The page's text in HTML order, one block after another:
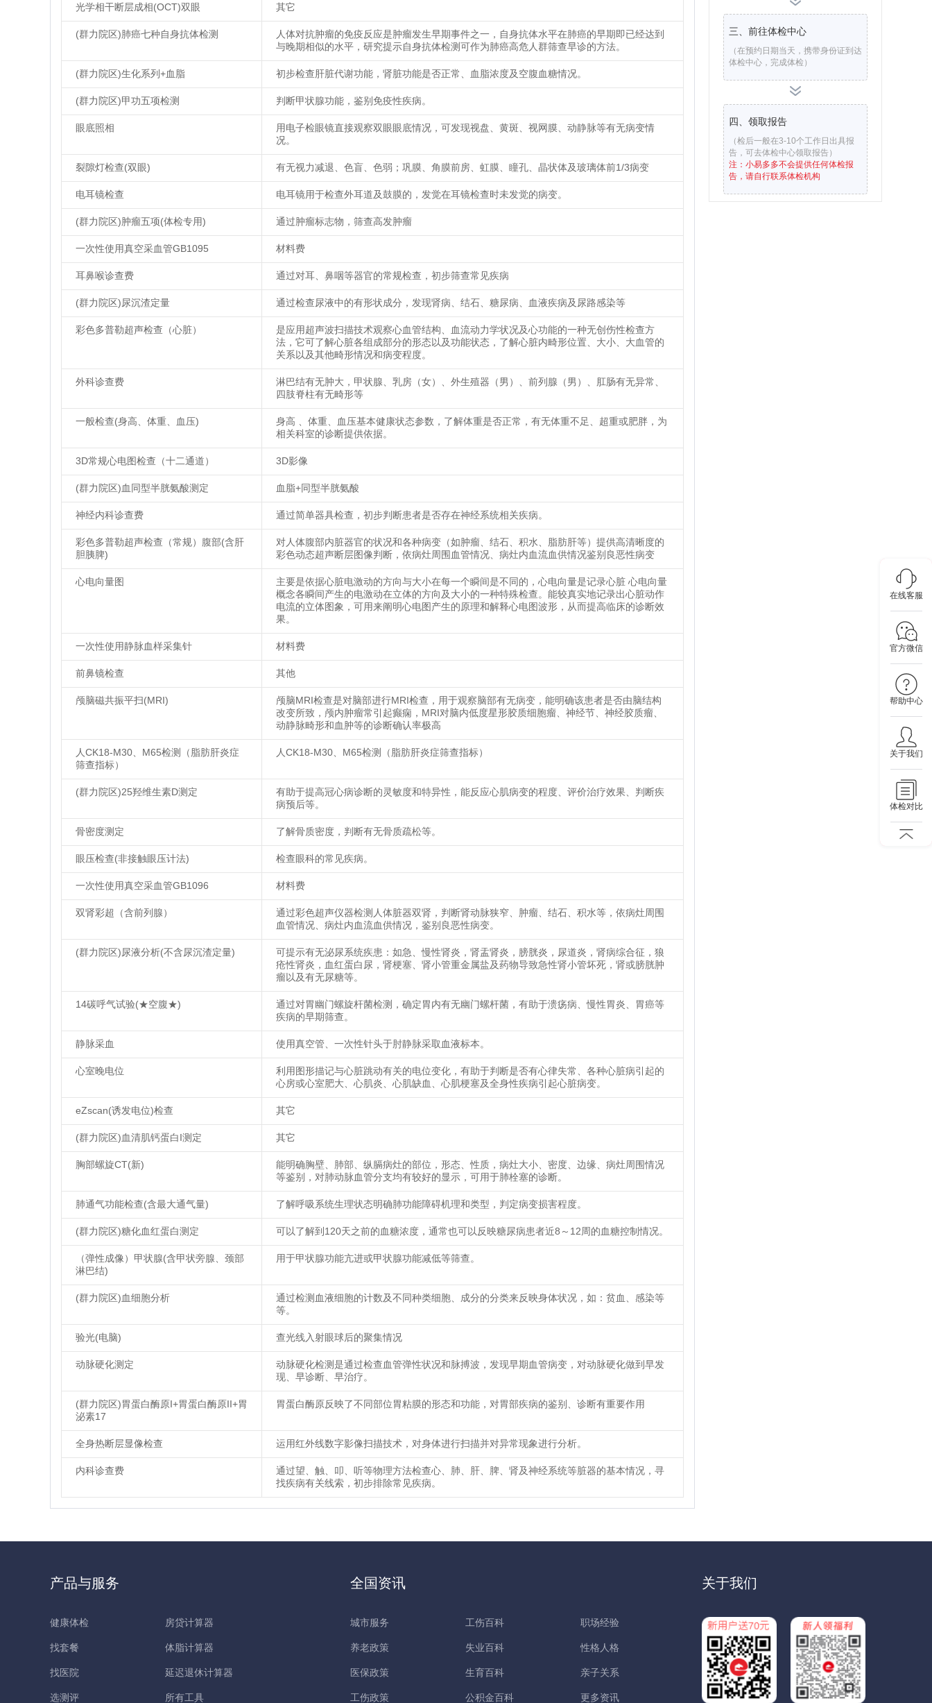
在线客服
官方微信
帮助中心
关于我们
体检对比
光学相干断层成相(OCT)双眼 其它
(群力院区)肺癌七种自身抗体检测
人体对抗肿瘤的免疫反应是肿瘤发生早期事件之一，自身抗体水平在肺癌的早期即已经达到
与晚期相似的水平，研究提示自身抗体检测可作为肺癌高危人群筛查早诊的方法。
(群力院区)生化系列+血脂 初步检查肝脏代谢功能，肾脏功能是否正常、血脂浓度及空腹血糖情况。
(群力院区)甲功五项检测 判断甲状腺功能，鉴别免疫性疾病。
眼底照相
用电子检眼镜直接观察双眼眼底情况，可发现视盘、黄斑、视网膜、动静脉等有无病变情
况。
裂隙灯检查(双眼) 有无视力减退、色盲、色弱；巩膜、角膜前房、虹膜、瞳孔、晶状体及玻璃体前1/3病变
电耳镜检查 电耳镜用于检查外耳道及鼓膜的，发觉在耳镜检查时未发觉的病变。
(群力院区)肿瘤五项(体检专用) 通过肿瘤标志物，筛查高发肿瘤
一次性使用真空采血管GB1095 材料费
耳鼻喉诊查费 通过对耳、鼻咽等器官的常规检查，初步筛查常见疾病
(群力院区)尿沉渣定量 通过检查尿液中的有形状成分，发现肾病、结石、糖尿病、血液疾病及尿路感染等
彩色多普勒超声检查（心脏）
是应用超声波扫描技术观察心血管结构、血流动力学状况及心功能的一种无创伤性检查方
法，它可了解心脏各组成部分的形态以及功能状态，了解心脏内畸形位置、大小、大血管的
关系以及其他畸形情况和病变程度。
外科诊查费
淋巴结有无肿大，甲状腺、乳房（女）、外生殖器（男）、前列腺（男）、肛肠有无异常、
四肢脊柱有无畸形等
一般检查(身高、体重、血压)
身高 、体重、血压基本健康状态参数，了解体重是否正常，有无体重不足、超重或肥胖，为
相关科室的诊断提供依据。
3D常规心电图检查（十二通道） 3D影像
(群力院区)血同型半胱氨酸测定 血脂+同型半胱氨酸
神经内科诊查费 通过简单器具检查，初步判断患者是否存在神经系统相关疾病。
彩色多普勒超声检查（常规）腹部(含肝
胆胰脾)
对人体腹部内脏器官的状况和各种病变（如肿瘤、结石、积水、脂肪肝等）提供高清晰度的
彩色动态超声断层图像判断，依病灶周围血管情况、病灶内血流血供情况鉴别良恶性病变
心电向量图
主要是依据心脏电激动的方向与大小在每一个瞬间是不同的，心电向量是记录心脏 心电向量
概念各瞬间产生的电激动在立体的方向及大小的一种特殊检查。能较真实地记录出心脏动作
电流的立体图象，可用来阐明心电图产生的原理和解释心电图波形，从而提高临床的诊断效
果。
一次性使用静脉血样采集针 材料费
前鼻镜检查 其他
颅脑磁共振平扫(MRI)
颅脑MRI检查是对脑部进行MRI检查，用于观察脑部有无病变，能明确该患者是否由脑结构
改变所致，颅内肿瘤常引起癫痫，MRI对脑内低度星形胶质细胞瘤、神经节、神经胶质瘤、
动静脉畸形和血肿等的诊断确认率极高
人CK18-M30、M65检测（脂肪肝炎症
筛查指标）
人CK18-M30、M65检测（脂肪肝炎症筛查指标）
(群力院区)25羟维生素D测定
有助于提高冠心病诊断的灵敏度和特异性，能反应心肌病变的程度、评价治疗效果、判断疾
病预后等。
骨密度测定 了解骨质密度，判断有无骨质疏松等。
眼压检查(非接触眼压计法) 检查眼科的常见疾病。
一次性使用真空采血管GB1096 材料费
双肾彩超（含前列腺）
通过彩色超声仪器检测人体脏器双肾，判断肾动脉狭窄、肿瘤、结石、积水等，依病灶周围
血管情况、病灶内血流血供情况，鉴别良恶性病变。
(群力院区)尿液分析(不含尿沉渣定量)
可提示有无泌尿系统疾患：如急、慢性肾炎，肾盂肾炎，膀胱炎，尿道炎，肾病综合征，狼
疮性肾炎，血红蛋白尿，肾梗塞、肾小管重金属盐及药物导致急性肾小管坏死，肾或膀胱肿
瘤以及有无尿糖等。
14碳呼气试验(★空腹★)
通过对胃幽门螺旋杆菌检测，确定胃内有无幽门螺杆菌，有助于溃疡病、慢性胃炎、胃癌等
疾病的早期筛查。
静脉采血 使用真空管、一次性针头于肘静脉采取血液标本。
心室晚电位
利用图形描记与心脏跳动有关的电位变化，有助于判断是否有心律失常、各种心脏病引起的
心房或心室肥大、心肌炎、心肌缺血、心肌梗塞及全身性疾病引起心脏病变。
eZscan(诱发电位)检查 其它
(群力院区)血清肌钙蛋白I测定 其它
胸部螺旋CT(新)
能明确胸壁、肺部、纵膈病灶的部位，形态、性质，病灶大小、密度、边缘、病灶周围情况
等鉴别，对肺动脉血管分支均有较好的显示，可用于肺栓塞的诊断。
肺通气功能检查(含最大通气量) 了解呼吸系统生理状态明确肺功能障碍机理和类型，判定病变损害程度。
(群力院区)糖化血红蛋白测定 可以了解到120天之前的血糖浓度，通常也可以反映糖尿病患者近8～12周的血糖控制情况。
（弹性成像）甲状腺(含甲状旁腺、颈部
淋巴结)
用于甲状腺功能亢进或甲状腺功能减低等筛查。
(群力院区)血细胞分析
通过检测血液细胞的计数及不同种类细胞、成分的分类来反映身体状况，如：贫血、感染等
等。
验光(电脑) 查光线入射眼球后的聚集情况
动脉硬化测定
动脉硬化检测是通过检查血管弹性状况和脉搏波，发现早期血管病变，对动脉硬化做到早发
现、早诊断、早治疗。
(群力院区)胃蛋白酶原I+胃蛋白酶原II+胃
泌素17
胃蛋白酶原反映了不同部位胃粘膜的形态和功能，对胃部疾病的鉴别、诊断有重要作用
全身热断层显像检查 运用红外线数字影像扫描技术，对身体进行扫描并对异常现象进行分析。
内科诊查费
通过望、触、叩、听等物理方法检查心、肺、肝、脾、肾及神经系统等脏器的基本情况，寻
找疾病有关线索，初步排除常见疾病。
三、前往体检中心
（在预约日期当天，携带身份证到达
体检中心，完成体检）
四、领取报告
（检后一般在3-10个工作日出具报
告，可去体检中心领取报告）
注：小易多多不会提供任何体检报
告，请自行联系体检机构
产品与服务
健康体检
找套餐
找医院
选测评
房贷计算器
体脂计算器
延迟退休计算器
所有工具
全国资讯
城市服务
养老政策
医保政策
工伤政策
工伤百科
失业百科
生育百科
公积金百科
职场经验
性格人格
亲子关系
更多资讯
关于我们